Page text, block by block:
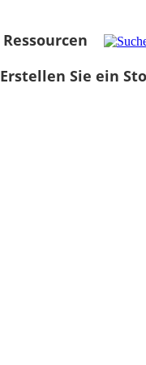
Ressourcen
Erstellen Sie ein